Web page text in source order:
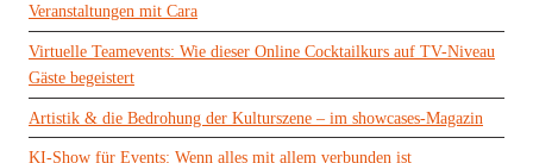
Veranstaltungen mit Cara
Virtuelle Teamevents: Wie dieser Online Cocktailkurs auf TV-Niveau
Gäste begeistert
Artistik & die Bedrohung der Kulturszene – im showcases-Magazin
KI-Show für Events: Wenn alles mit allem verbunden ist